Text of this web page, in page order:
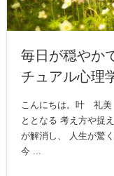
毎日が穏やか
チュアル心理
こんにちは。叶 礼美
ととなる 考え方や捉
が解消し、 人生が驚
今 ...